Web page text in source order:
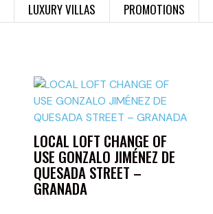
LUXURY VILLAS PROMOTIONS
LOCAL LOFT CHANGE OF
USE GONZALO JIMÉNEZ DE
QUESADA STREET –
GRANADA